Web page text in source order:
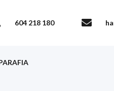
604 218 180 